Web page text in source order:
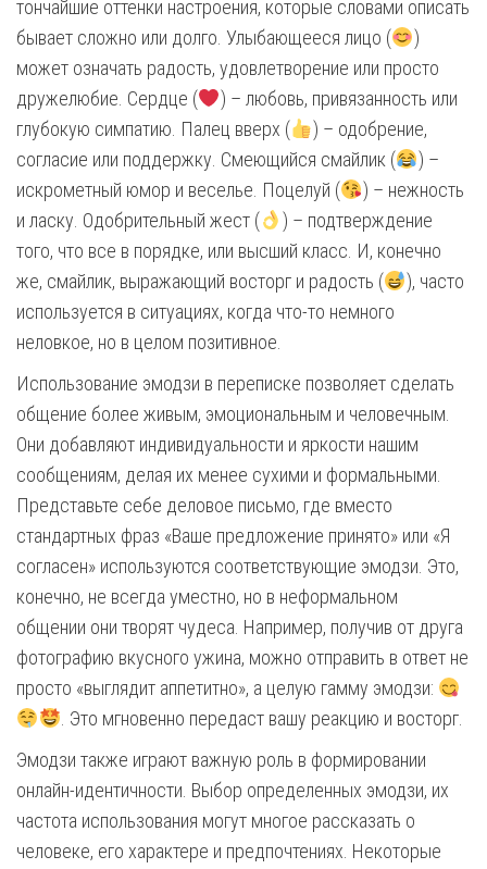
тончайшие оттенки настроения, которые словами описать
бывает сложно или долго. Улыбающееся лицо (
)
может означать радость, удовлетворение или просто
дружелюбие. Сердце (
) – любовь, привязанность или
глубокую симпатию. Палец вверх (
) – одобрение,
согласие или поддержку. Смеющийся смайлик (
) –
искрометный юмор и веселье. Поцелуй (
) – нежность
и ласку. Одобрительный жест (
) – подтверждение
того, что все в порядке, или высший класс. И, конечно
же, смайлик, выражающий восторг и радость (
), часто
используется в ситуациях, когда что-то немного
неловкое, но в целом позитивное.
Использование эмодзи в переписке позволяет сделать
общение более живым, эмоциональным и человечным.
Они добавляют индивидуальности и яркости нашим
сообщениям, делая их менее сухими и формальными.
Представьте себе деловое письмо, где вместо
стандартных фраз «Ваше предложение принято» или «Я
согласен» используются соответствующие эмодзи. Это,
конечно, не всегда уместно, но в неформальном
общении они творят чудеса. Например, получив от друга
фотографию вкусного ужина, можно отправить в ответ не
просто «выглядит аппетитно», а целую гамму эмодзи:
. Это мгновенно передаст вашу реакцию и восторг.
Эмодзи также играют важную роль в формировании
онлайн-идентичности. Выбор определенных эмодзи, их
частота использования могут многое рассказать о
человеке, его характере и предпочтениях. Некоторые